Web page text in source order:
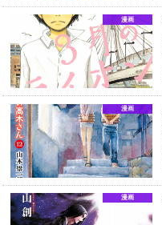
漫画
漫画
漫画